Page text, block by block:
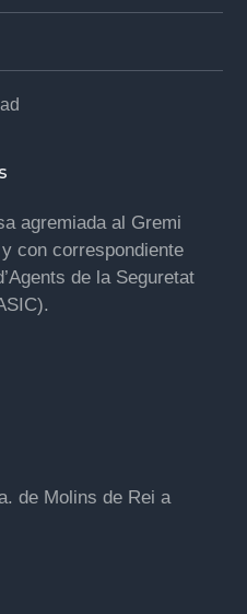
agremiada al Gremi
con correspondiente
de la Seguretat
de Molins de Rei a